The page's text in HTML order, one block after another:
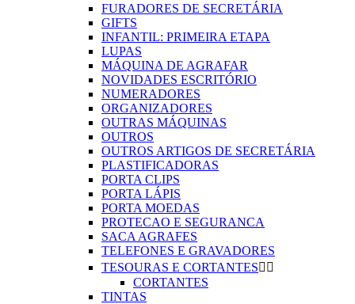
FURADORES DE SECRETÁRIA
GIFTS
INFANTIL: PRIMEIRA ETAPA
LUPAS
MÁQUINA DE AGRAFAR
NOVIDADES ESCRITÓRIO
NUMERADORES
ORGANIZADORES
OUTRAS MÁQUINAS
OUTROS
OUTROS ARTIGOS DE SECRETÁRIA
PLASTIFICADORAS
PORTA CLIPS
PORTA LÁPIS
PORTA MOEDAS
PROTECAO E SEGURANCA
SACA AGRAFES
TELEFONES E GRAVADORES
TESOURAS E CORTANTES 
CORTANTES
TINTAS